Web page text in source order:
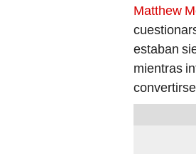
Matthew
estaban
mientras